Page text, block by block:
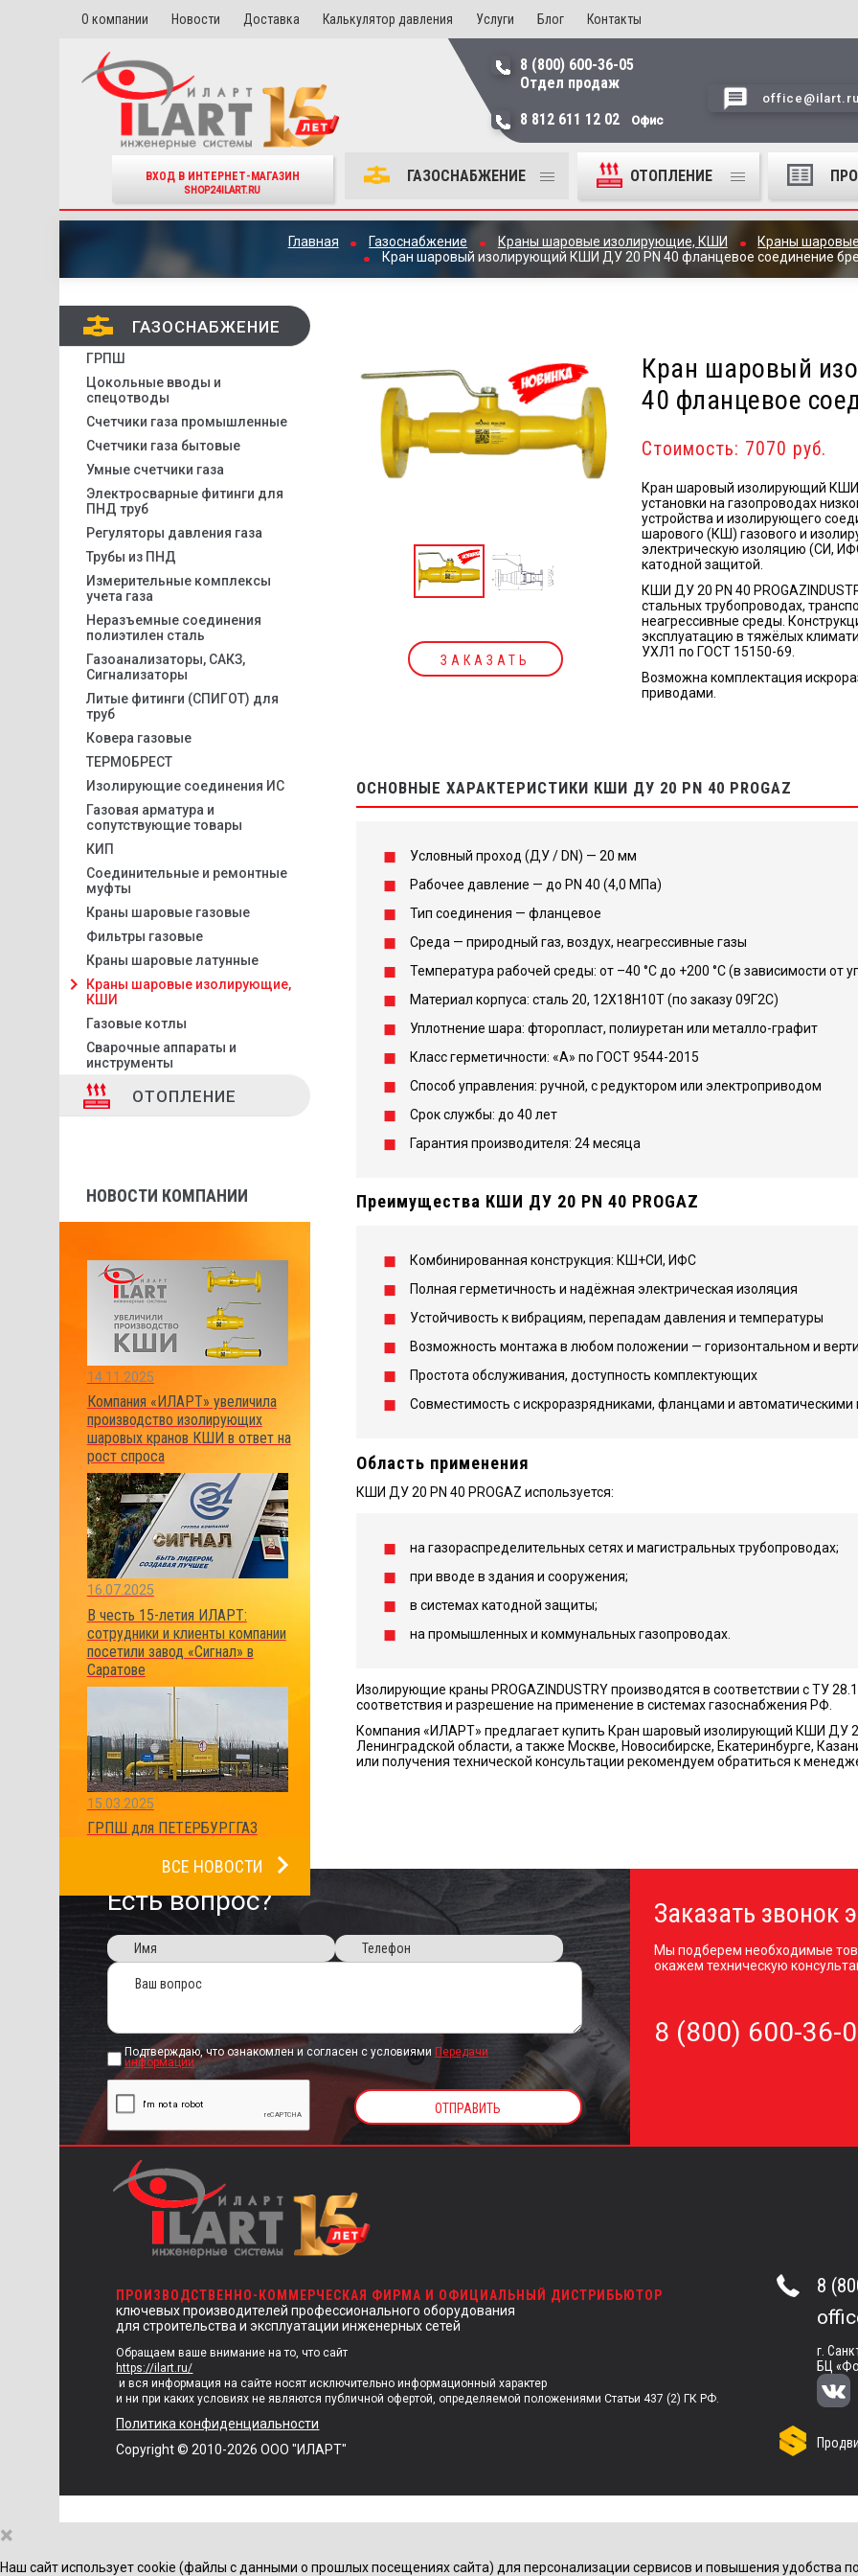
О компании Новости Доставка Калькулятор давления Услуги Блог Контакты
ВХОД В ИНТЕРНЕТ-МАГАЗИН
SHOP24ILART.RU
8 (800) 600-36-05
Отдел продаж
8 812 611 12 02
Офис
office@ilart.ru
ГАЗОСНАБЖЕНИЕ ОТОПЛЕНИЕ
Главная Газоснабжение Краны шаровые изолирующие, КШИ
Краны
Кран шаровый изолирующий КШИ ДУ 20 PN 40 фланцевое соединение
ГАЗОСНАБЖЕНИЕ
ГРПШ
Цокольные вводы и
спецотводы
Счетчики газа промышленные
Счетчики газа бытовые
Умные счетчики газа
Электросварные фитинги для
ПНД труб
Регуляторы давления газа
Трубы из ПНД
Измерительные комплексы
учета газа
Неразъемные соединения
полиэтилен сталь
Газоанализаторы, САКЗ,
Сигнализаторы
Литые фитинги (СПИГОТ) для
труб
Ковера газовые
ТЕРМОБРЕСТ
Изолирующие соединения ИС
Газовая арматура и
сопутствующие товары
КИП
Соединительные и ремонтные
муфты
Краны шаровые газовые
Фильтры газовые
Краны шаровые латунные
Краны шаровые изолирующие,
КШИ
Газовые котлы
Сварочные аппараты и
инструменты
ОТОПЛЕНИЕ
НОВОСТИ КОМПАНИИ
14.11.2025
Компания «ИЛАРТ» увеличила
производство изолирующих
шаровых кранов КШИ в ответ на
рост спроса
16.07.2025
В честь 15-летия ИЛАРТ:
сотрудники и клиенты компании
посетили завод «Сигнал» в
Саратове
15.03.2025
ГРПШ для ПЕТЕРБУРГГАЗ
ВСЕ НОВОСТИ
ЗАКАЗАТЬ
Кран шаровый
40 фланцевое
Стоимость: 7070 руб.
Кран шаровый изолирующий КШИ
установки на газопроводах
устройства и изолирующего
шарового (КШ) газового и
электрическую изоляцию (СИ,
катодной защитой.
КШИ ДУ 20 PN 40
стальных трубопроводах,
неагрессивные среды.
эксплуатацию в тяжёлых
УХЛ1 по ГОСТ 15150-69.
Возможна комплектация
приводами.
ОСНОВНЫЕ ХАРАКТЕРИСТИКИ КШИ ДУ 20 PN 40 PROGAZ
Условный проход (ДУ / DN) — 20 мм
Рабочее давление — до PN 40 (4,0 МПа)
Тип соединения — фланцевое
Среда — природный газ, воздух, неагрессивные газы
Температура рабочей среды: от –40 °C до +200 °C (в зависимости от
Материал корпуса: сталь 20, 12Х18Н10Т (по заказу 09Г2С)
Уплотнение шара: фторопласт, полиуретан или металло-графит
Класс герметичности: «А» по ГОСТ 9544-2015
Способ управления: ручной, с редуктором или электроприводом
Срок службы: до 40 лет
Гарантия производителя: 24 месяца
Преимущества КШИ ДУ 20 PN 40 PROGAZ
Комбинированная конструкция: КШ+СИ, ИФС
Полная герметичность и надёжная электрическая изоляция
Устойчивость к вибрациям, перепадам давления и температуры
Возможность монтажа в любом положении — горизонтальном и
Простота обслуживания, доступность комплектующих
Совместимость с искроразрядниками, фланцами и
Область применения
КШИ ДУ 20 PN 40 PROGAZ используется:
на газораспределительных сетях и магистральных трубопроводах;
при вводе в здания и сооружения;
в системах катодной защиты;
на промышленных и коммунальных газопроводах.
Изолирующие краны PROGAZINDUSTRY производятся в соответствии с ТУ
соответствия и разрешение на применение в системах газоснабжения РФ.
Компания «ИЛАРТ» предлагает купить Кран шаровый изолирующий КШИ ДУ 20
Ленинградской области, а также Москве, Новосибирске, Екатеринбурге,
или получения технической консультации рекомендуем обратиться к
Есть вопрос?
Подтверждаю, что ознакомлен и согласен с условиями Передачи
информации
Заказать звонок
Мы подберем необходимые
окажем техническую
8 (800) 600-36-
ПРОИЗВОДСТВЕННО-КОММЕРЧЕСКАЯ ФИРМА И ОФИЦИАЛЬНЫЙ ДИСТРИБЬЮТОР
ключевых производителей профессионального оборудования
для строительства и эксплуатации инженерных сетей
Обращаем ваше внимание на то, что сайт
https://ilart.ru/
и вся информация на сайте носят исключительно информационный характер
и ни при каких условиях не являются публичной офертой, определяемой положениями Статьи 437 (2) ГК РФ.
Политика конфиденциальности
Copyright © 2010-2026 ООО "ИЛАРТ"
8
г.
БЦ
×
Наш сайт использует cookie (файлы с данными о прошлых посещениях сайта) для персонализации сервисов и повышения удобства